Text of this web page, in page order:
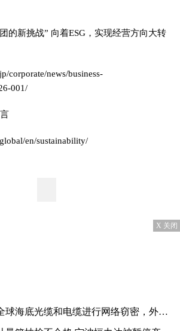
的新挑战” 向着ESG，实现经营方向大转
corporate/news/business-
001/
en/sustainability/
X 关闭
底光缆和电缆进行网络窃密，外交部这样回应！